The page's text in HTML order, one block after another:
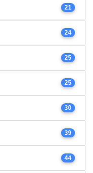
21
24
25
25
30
39
44